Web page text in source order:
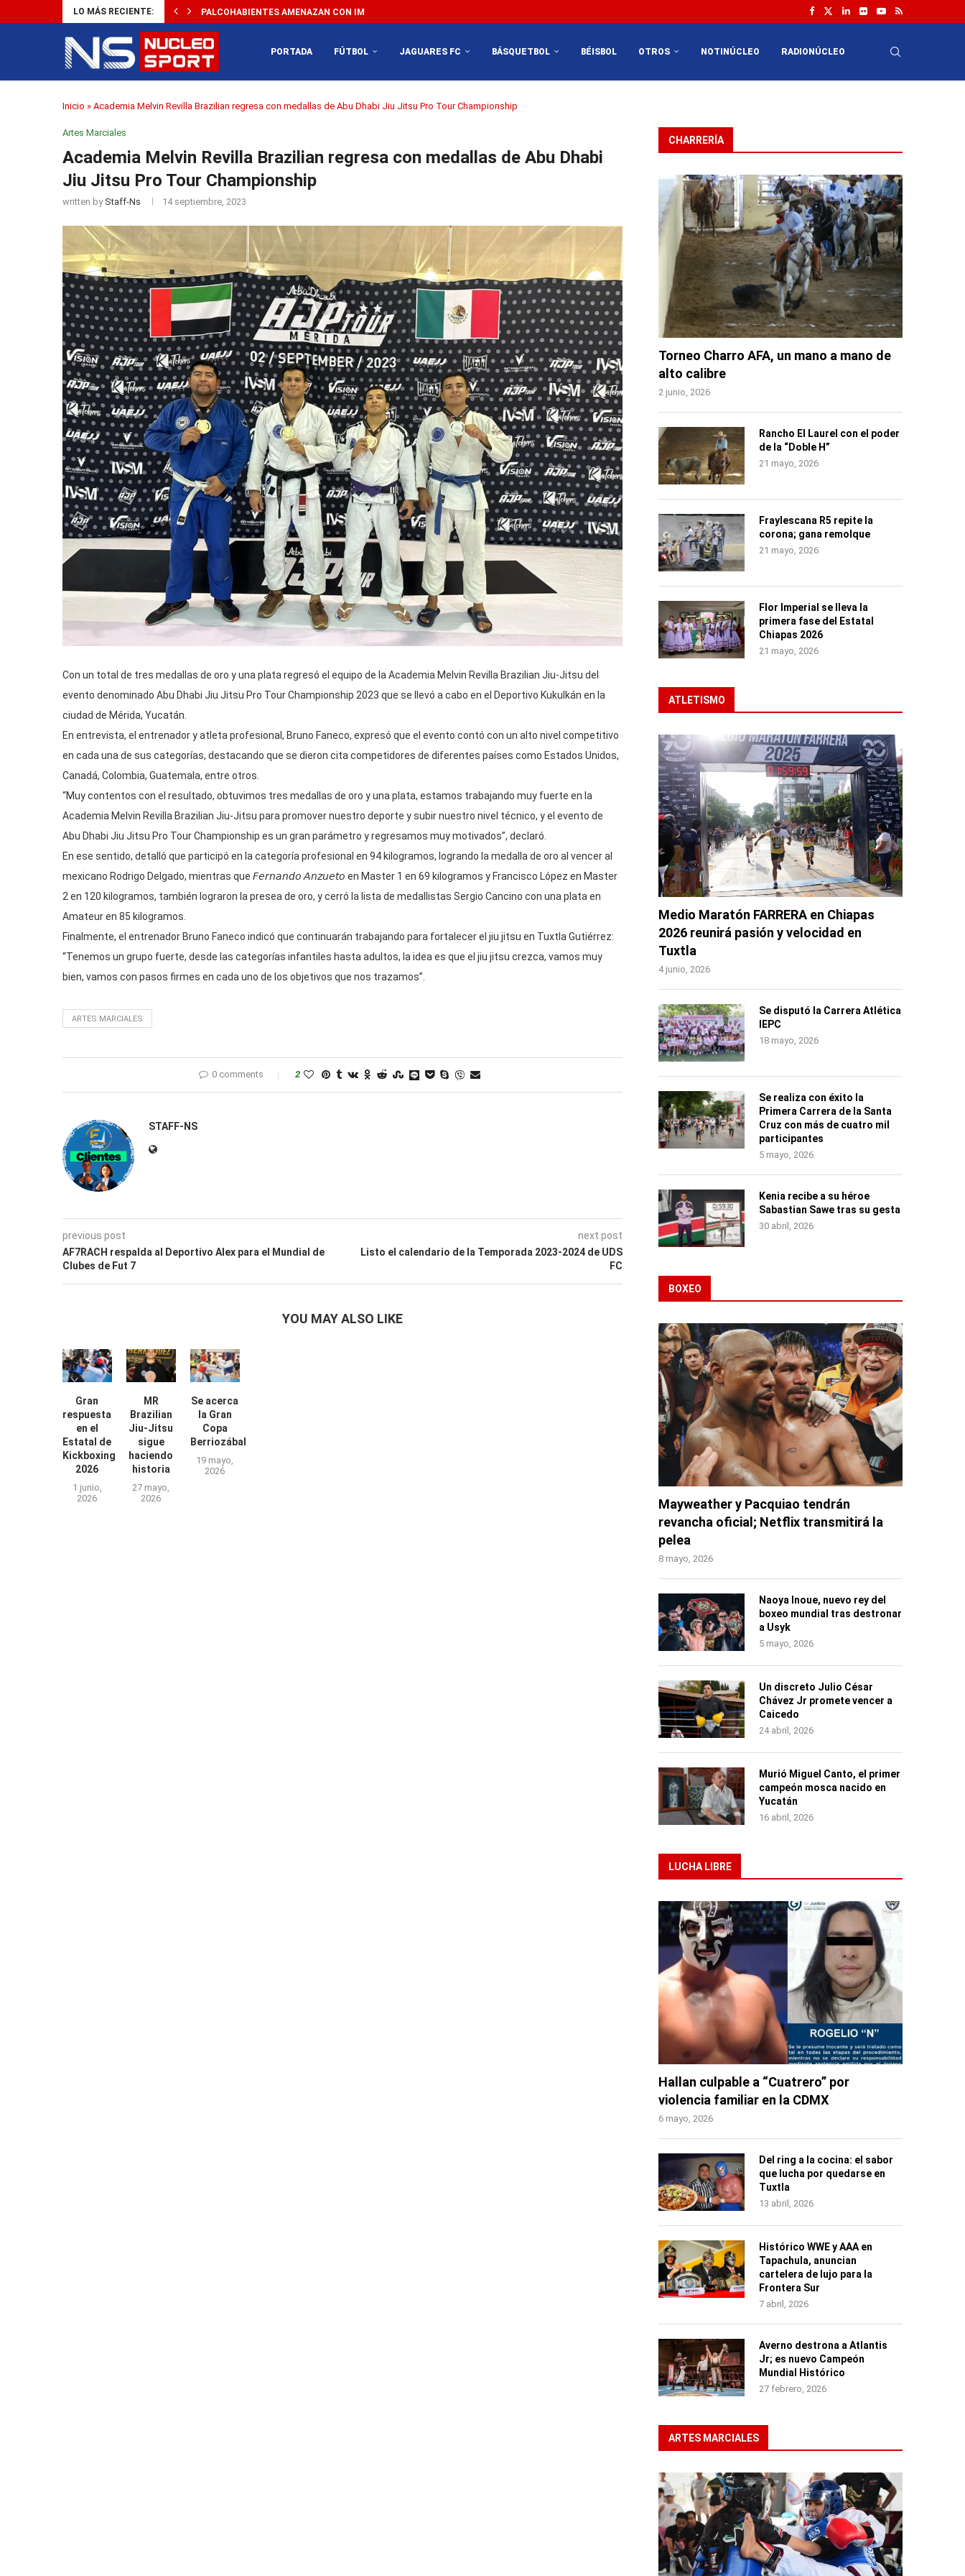
LO MÁS RECIENTE: PALCOHABIENTES AMENAZAN CON IMPEDIR EL MÉXICO VS SUDÁFRICA...
PORTADA FÚTBOL JAGUARES FC BÁSQUETBOL BÉISBOL OTROS NOTINÚCLEO RADIONÚCLEO
Inicio » Academia Melvin Revilla Brazilian regresa con medallas de Abu Dhabi Jiu Jitsu Pro Tour Championship
Artes Marciales
Academia Melvin Revilla Brazilian regresa con medallas de Abu Dhabi
Jiu Jitsu Pro Tour Championship
written by Staff-Ns 14 septiembre, 2023
Con un total de tres medallas de oro y una plata regresó el equipo de la Academia Melvin Revilla Brazilian Jiu-Jitsu del
evento denominado Abu Dhabi Jiu Jitsu Pro Tour Championship 2023 que se llevó a cabo en el Deportivo Kukulkán en la
ciudad de Mérida, Yucatán.
En entrevista, el entrenador y atleta profesional, Bruno Faneco, expresó que el evento contó con un alto nivel competitivo
en cada una de sus categorías, destacando que se dieron cita competidores de diferentes países como Estados Unidos,
Canadá, Colombia, Guatemala, entre otros.
“Muy contentos con el resultado, obtuvimos tres medallas de oro y una plata, estamos trabajando muy fuerte en la
Academia Melvin Revilla Brazilian Jiu-Jitsu para promover nuestro deporte y subir nuestro nivel técnico, y el evento de
Abu Dhabi Jiu Jitsu Pro Tour Championship es un gran parámetro y regresamos muy motivados”, declaró.
En ese sentido, detalló que participó en la categoría profesional en 94 kilogramos, logrando la medalla de oro al vencer al
mexicano Rodrigo Delgado, mientras que 𝘍𝘦𝘳𝘯𝘢𝘯𝘥𝘰 𝘈𝘯𝘻𝘶𝘦𝘵𝘰 en Master 1 en 69 kilogramos y Francisco López en Master
2 en 120 kilogramos, también lograron la presea de oro, y cerró la lista de medallistas Sergio Cancino con una plata en
Amateur en 85 kilogramos.
Finalmente, el entrenador Bruno Faneco indicó que continuarán trabajando para fortalecer el jiu jitsu en Tuxtla Gutiérrez:
“Tenemos un grupo fuerte, desde las categorías infantiles hasta adultos, la idea es que el jiu jitsu crezca, vamos muy
bien, vamos con pasos firmes en cada uno de los objetivos que nos trazamos”.
ARTES MARCIALES
0 comments 2
STAFF-NS
previous post
AF7RACH respalda al Deportivo Alex para el Mundial de
Clubes de Fut 7
next post
Listo el calendario de la Temporada 2023-2024 de UDS
FC
YOU MAY ALSO LIKE
Gran
respuesta
en el
Estatal de
Kickboxing
2026
1 junio,
2026
MR
Brazilian
Jiu-Jitsu
sigue
haciendo
historia
27 mayo,
2026
Se acerca
la Gran
Copa
Berriozábal
19 mayo,
2026
CHARRERÍA
Torneo Charro AFA, un mano a mano de
alto calibre
2 junio, 2026
Rancho El Laurel con el poder
de la “Doble H”
21 mayo, 2026
Fraylescana R5 repite la
corona; gana remolque
21 mayo, 2026
Flor Imperial se lleva la
primera fase del Estatal
Chiapas 2026
21 mayo, 2026
ATLETISMO
Medio Maratón FARRERA en Chiapas
2026 reunirá pasión y velocidad en
Tuxtla
4 junio, 2026
Se disputó la Carrera Atlética
IEPC
18 mayo, 2026
Se realiza con éxito la
Primera Carrera de la Santa
Cruz con más de cuatro mil
participantes
5 mayo, 2026
Kenia recibe a su héroe
Sabastian Sawe tras su gesta
30 abril, 2026
BOXEO
Mayweather y Pacquiao tendrán
revancha oficial; Netflix transmitirá la
pelea
8 mayo, 2026
Naoya Inoue, nuevo rey del
boxeo mundial tras destronar
a Usyk
5 mayo, 2026
Un discreto Julio César
Chávez Jr promete vencer a
Caicedo
24 abril, 2026
Murió Miguel Canto, el primer
campeón mosca nacido en
Yucatán
16 abril, 2026
LUCHA LIBRE
Hallan culpable a “Cuatrero” por
violencia familiar en la CDMX
6 mayo, 2026
Del ring a la cocina: el sabor
que lucha por quedarse en
Tuxtla
13 abril, 2026
Histórico WWE y AAA en
Tapachula, anuncian
cartelera de lujo para la
Frontera Sur
7 abril, 2026
Averno destrona a Atlantis
Jr; es nuevo Campeón
Mundial Histórico
27 febrero, 2026
ARTES MARCIALES